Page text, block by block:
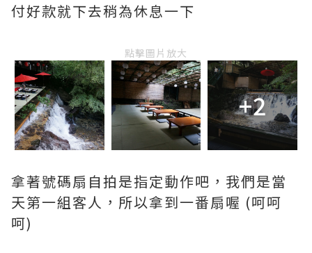
付好款就下去稍為休息一下
點擊圖片放大
+2
拿著號碼扇自拍是指定動作吧，我們是當
天第一組客人，所以拿到一番扇喔 (呵呵
呵)